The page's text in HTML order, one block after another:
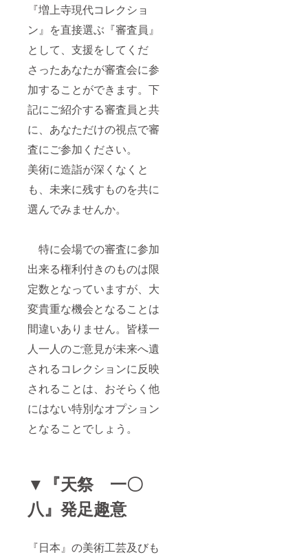
『増上寺現代コレクショ
ン』を直接選ぶ『審査員』
として、支援をしてくだ
さったあなたが審査会に参
加することができます。下
記にご紹介する審査員と共
に、あなただけの視点で審
査にご参加ください。
美術に造詣が深くなくと
も、未来に残すものを共に
選んでみませんか。
特に会場での審査に参加
出来る権利付きのものは限
定数となっていますが、大
変貴重な機会となることは
間違いありません。皆様一
人一人のご意見が未来へ遺
されるコレクションに反映
されることは、おそらく他
にはない特別なオプション
となることでしょう。
▼『天祭 一〇
八』発足趣意
『日本』の美術工芸及びも